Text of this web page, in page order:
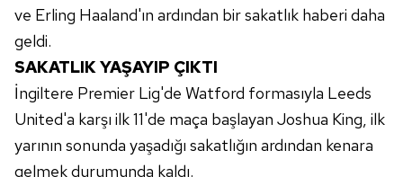
ve Erling Haaland'ın ardından bir sakatlık haberi daha
geldi.
SAKATLIK YAŞAYIP ÇIKTI
İngiltere Premier Lig'de Watford formasıyla Leeds
United'a karşı ilk 11'de maça başlayan Joshua King, ilk
yarının sonunda yaşadığı sakatlığın ardından kenara
gelmek durumunda kaldı.